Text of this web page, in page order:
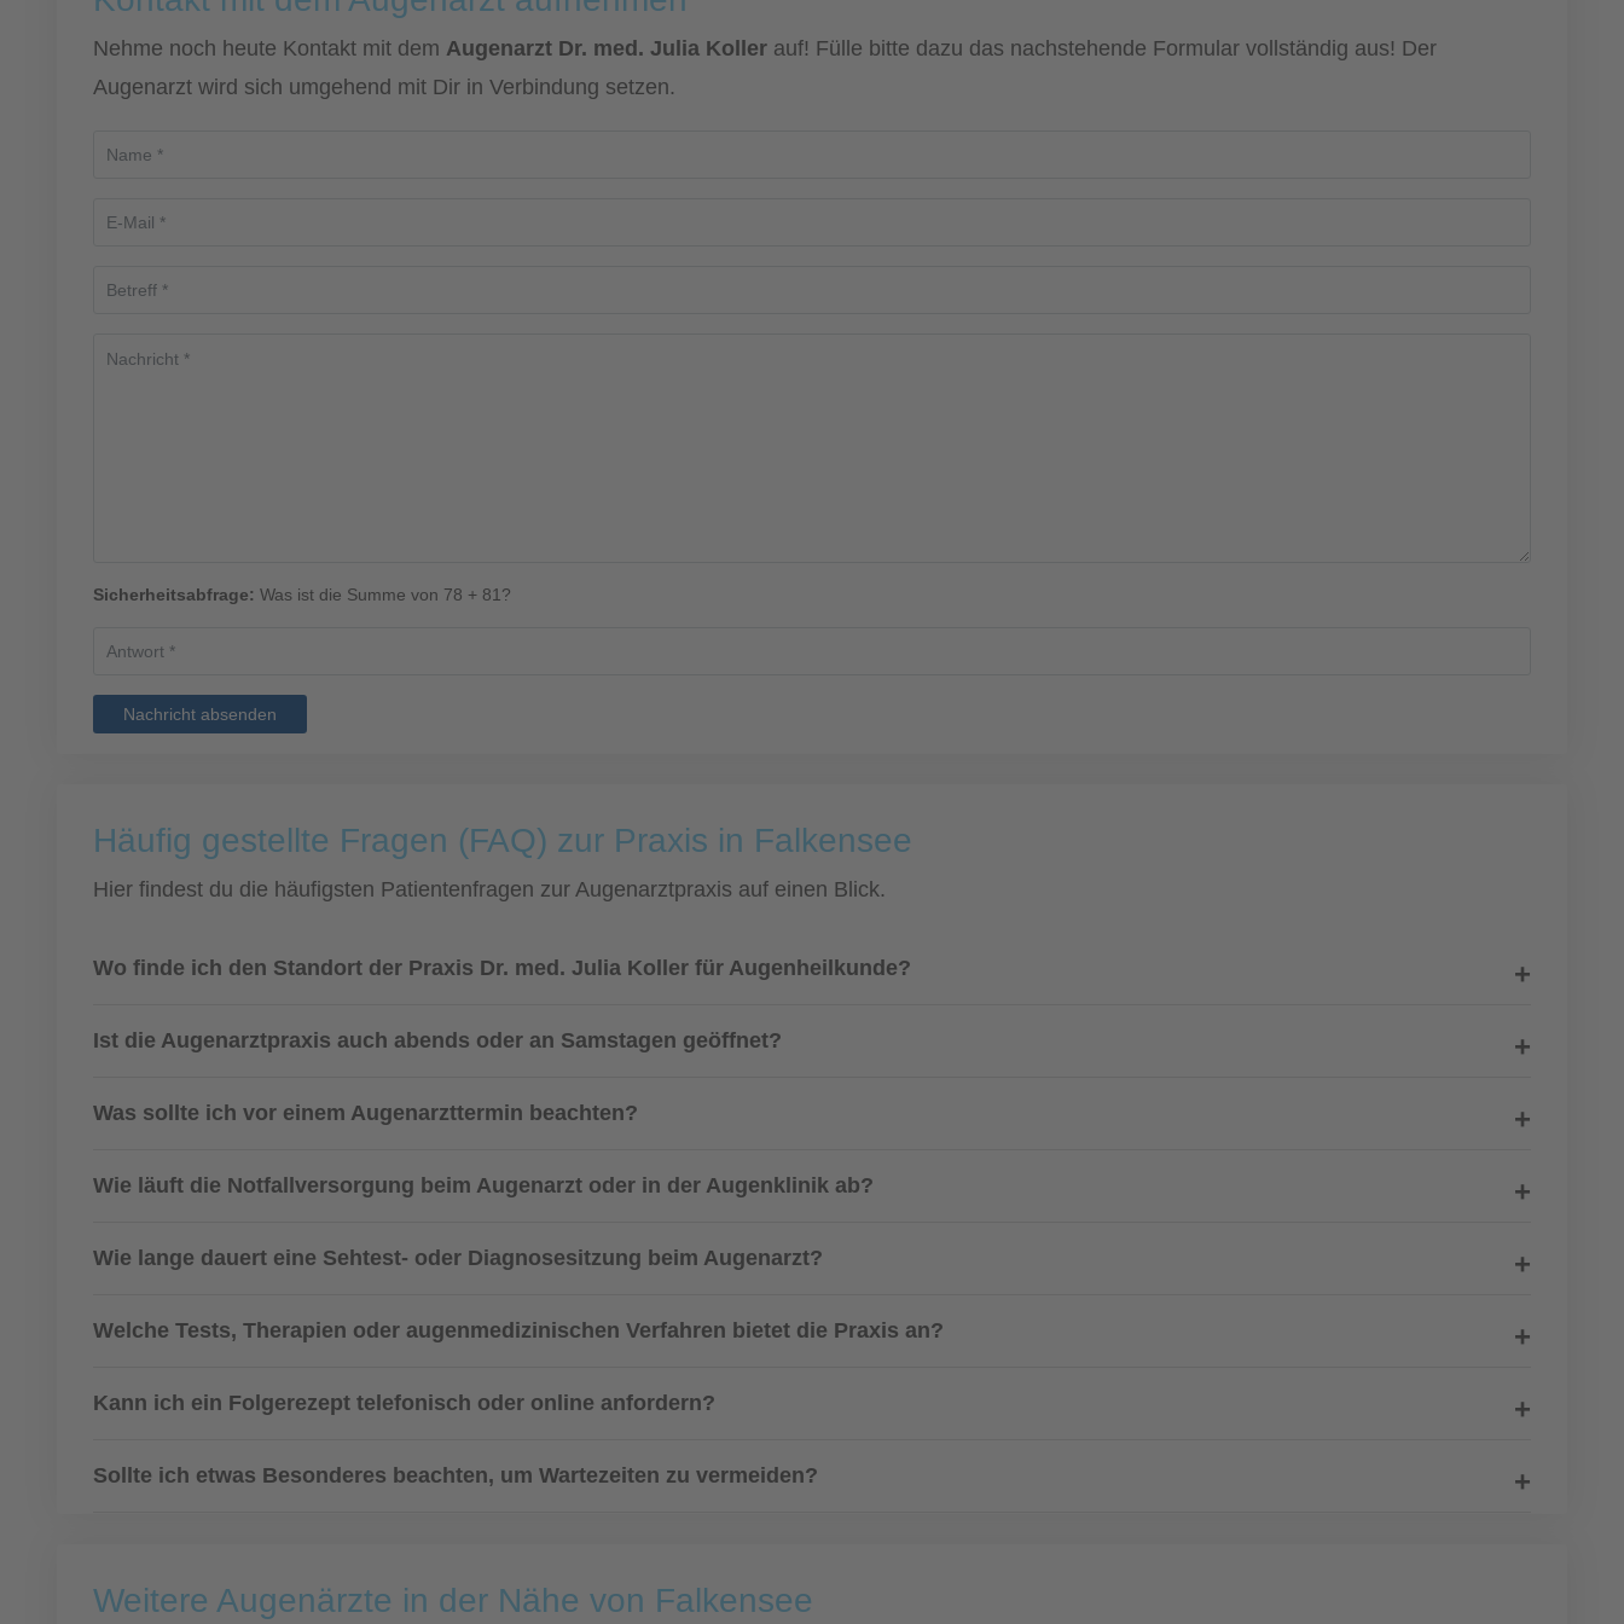
Nehme noch heute Kontakt mit dem Augenarzt Dr. med. Julia Koller auf! Fülle bitte dazu das nachstehende Formular vollständig aus! Der
Augenarzt wird sich umgehend mit Dir in Verbindung setzen.
Sicherheitsabfrage: Was ist die Summe von 78 + 81?
Nachricht absenden
Häufig gestellte Fragen (FAQ) zur Praxis in Falkensee
Hier findest du die häufigsten Patientenfragen zur Augenarztpraxis auf einen Blick.
Wo finde ich den Standort der Praxis Dr. med. Julia Koller für Augenheilkunde?
Ist die Augenarztpraxis auch abends oder an Samstagen geöffnet?
Was sollte ich vor einem Augenarzttermin beachten?
Wie läuft die Notfallversorgung beim Augenarzt oder in der Augenklinik ab?
Wie lange dauert eine Sehtest- oder Diagnosesitzung beim Augenarzt?
Welche Tests, Therapien oder augenmedizinischen Verfahren bietet die Praxis an?
Kann ich ein Folgerezept telefonisch oder online anfordern?
Sollte ich etwas Besonderes beachten, um Wartezeiten zu vermeiden?
Weitere Augenärzte in der Nähe von Falkensee